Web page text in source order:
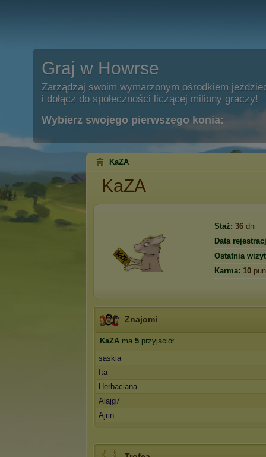
Graj w Howrse
Zarządzaj swoim wymarzonym ośrodkiem
i dołącz do społeczności liczącej miliony graczy!
Wybierz swojego pierwszego konia:
KaZA
KaZA
Staż: 36 dni
Data
Ostatnia
Karma: 10
Znajomi
KaZA ma 5 przyjaciół
saskia
Ita
Herbaciana
Alajg7
Ajrin